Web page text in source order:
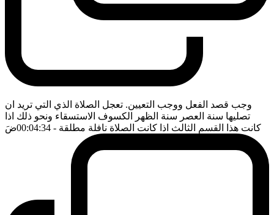
وجب قصد الفعل ووجب التعيين. تعجل الصلاة الذي التي تريد ان
تصليها سنة العصر سنة الظهر الكسوف الاستسقاء ونحو ذلك اذا
كانت هذا القسم الثالث اذا كانت الصلاة نافلة مطلقة - 00:04:34 ضَ